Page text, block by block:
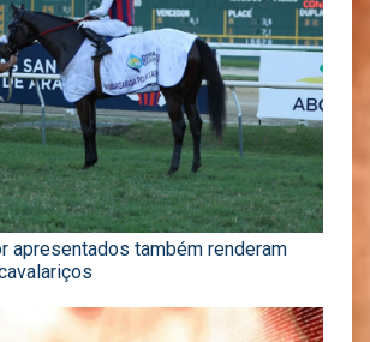
apresentados também renderam